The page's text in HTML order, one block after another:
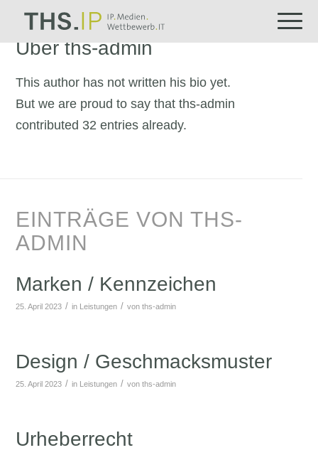
Überths-admin
This author has not written his bio yet.
But we are proud to say thatths-admin
contributed 32 entries already.
EINTRÄGE VON THS-
ADMIN
Marken / Kennzeichen
25. April 2023 / in Leistungen / vonths-admin
Design / Geschmacksmuster
25. April 2023 / in Leistungen / vonths-admin
Urheberrecht